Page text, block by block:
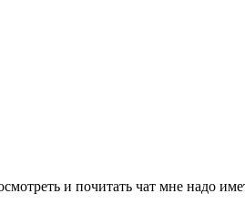
и почитать чат мне надо